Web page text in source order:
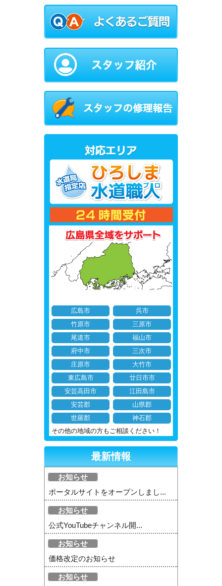
広島市
呉市
竹原市
三原市
尾道市
福山市
府中市
三次市
庄原市
大竹市
東広島市
廿日市市
安芸高田市
江田島市
安芸郡
山県郡
世羅郡
神石郡
その他の地域の方もご相談ください！
最新情報
お知らせ
ポータルサイトをオープンしまし...
お知らせ
公式YouTubeチャンネル開...
お知らせ
価格改定のお知らせ
お知らせ